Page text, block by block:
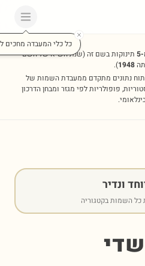
כל כלי המעבדה מחכים
תינוקות בשם זה(שנת השיא של השם
1948
).
נתונים מתקדם ממעבדת השמות של
פופולריות לפי מגזר ומבחן הדרכון
ונדיר
כל השמות בקטגוריה